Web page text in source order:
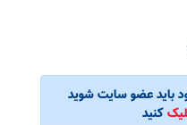
باید عضو سایت شوید
کنید